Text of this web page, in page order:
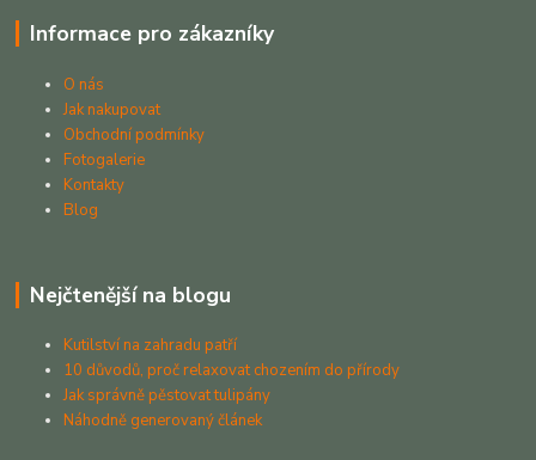
Informace pro zákazníky
O nás
Jak nakupovat
Obchodní podmínky
Fotogalerie
Kontakty
Blog
Nejčtenější na blogu
Kutilství na zahradu patří
10 důvodů, proč relaxovat chozením do přírody
Jak správně pěstovat tulipány
Náhodně generovaný článek